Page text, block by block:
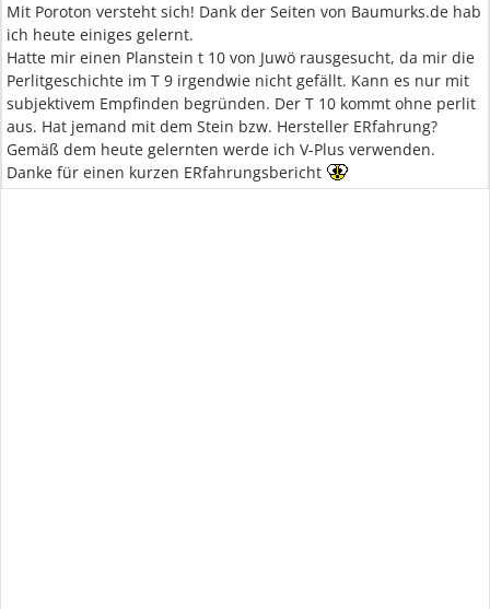
Mit Poroton versteht sich! Dank der Seiten von Baumurks.de hab
ich heute einiges gelernt.
Hatte mir einen Planstein t 10 von Juwö rausgesucht, da mir die
Perlitgeschichte im T 9 irgendwie nicht gefällt. Kann es nur mit
subjektivem Empfinden begründen. Der T 10 kommt ohne perlit
aus. Hat jemand mit dem Stein bzw. Hersteller ERfahrung?
Gemäß dem heute gelernten werde ich V-Plus verwenden.
Danke für einen kurzen ERfahrungsbericht